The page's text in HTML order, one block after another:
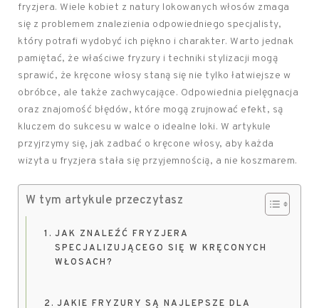
fryzjera. Wiele kobiet z natury lokowanych włosów zmaga
się z problemem znalezienia odpowiedniego specjalisty,
który potrafi wydobyć ich piękno i charakter. Warto jednak
pamiętać, że właściwe fryzury i techniki stylizacji mogą
sprawić, że kręcone włosy staną się nie tylko łatwiejsze w
obróbce, ale także zachwycające. Odpowiednia pielęgnacja
oraz znajomość błędów, które mogą zrujnować efekt, są
kluczem do sukcesu w walce o idealne loki. W artykule
przyjrzymy się, jak zadbać o kręcone włosy, aby każda
wizyta u fryzjera stała się przyjemnością, a nie koszmarem.
W tym artykule przeczytasz
JAK ZNALEŹĆ FRYZJERA
SPECJALIZUJĄCEGO SIĘ W KRĘCONYCH
WŁOSACH?
JAKIE FRYZURY SĄ NAJLEPSZE DLA